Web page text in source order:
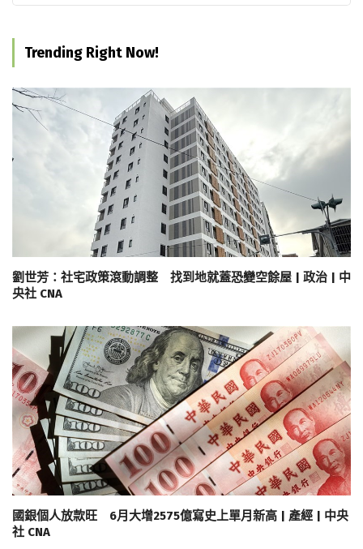
Trending Right Now!
劉世芳：社宅政策滾動調整 找到地就蓋恐變空餘屋 | 政治 | 中
央社 CNA
國銀個人放款旺 6月大增2575億寫史上單月新高 | 產經 | 中央
社 CNA